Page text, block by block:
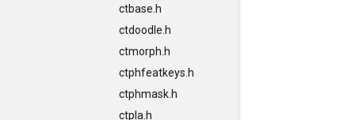
ctbase.h
ctdoodle.h
ctmorph.h
ctphfeatkeys.h
ctphmask.h
ctpla.h